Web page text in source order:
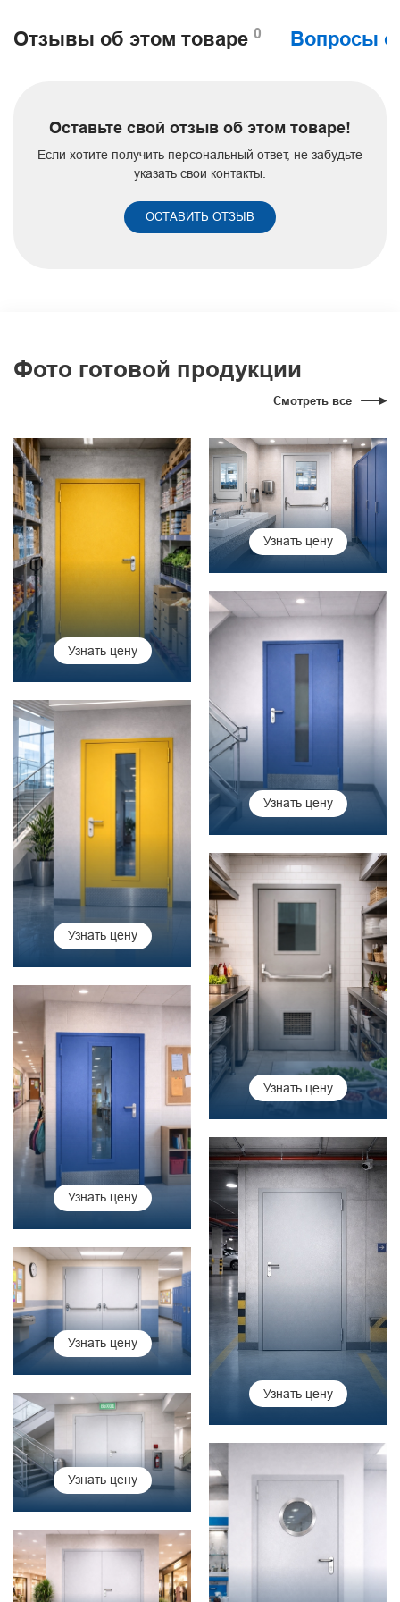
Отзывы об этом товаре 0 Вопросы
Оставьте свой отзыв об этом товаре!
Если хотите получить персональный ответ, не забудьте
указать свои контакты.
ОСТАВИТЬ ОТЗЫВ
Фото готовой продукции
Смотреть все
Узнать цену
Узнать цену
Узнать цену
Узнать цену
Узнать цену
Узнать цену
Узнать цену
Узнать цену
Узнать цену